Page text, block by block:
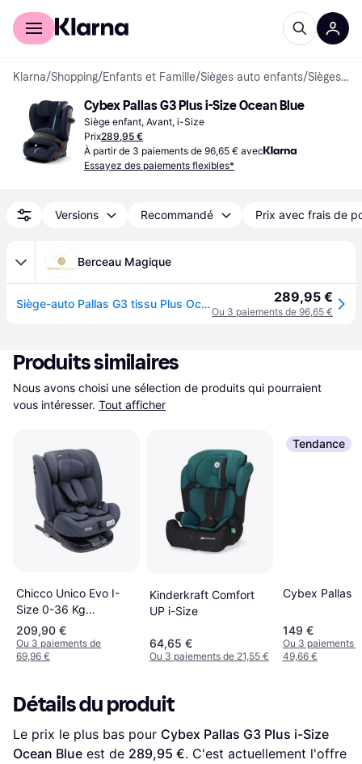
Acheter avec Klarna
Klarna/Shopping/Enfants et Famille/Sièges auto enfants/ Sièges enfants
Cybex Pallas G3 Plus i-Size Ocean Blue
Siège enfant, Avant, i-Size
Prix289,95 €
À partir de 3 paiements de 96,65 € avec
Essayez des paiements flexibles*
Versions Recommandé Prix avec frais de
Berceau Magique
Siège-auto Pallas G3 tissu Plus Ocean Blue 289,95 €
Ou 3 paiements de 96,65 €
Produits similaires
Nous avons choisi une sélection de produits qui pourraient
vous intéresser. Tout afficher
Chicco Unico Evo I-
Size 0-36 Kg
Homologué ECE
R129/03
209,90 €
Ou 3 paiements de
69,96 €
Kinderkraft Comfort
UP i-Size
64,65 €
Ou 3 paiements de 21,55 €
Tendance
Cybex Pallas
149 €
Ou 3 paiements
49,66 €
Détails du produit
Le prix le plus bas pour Cybex Pallas G3 Plus i-Size
Ocean Blue est de 289,95 €. C'est actuellement l'offre